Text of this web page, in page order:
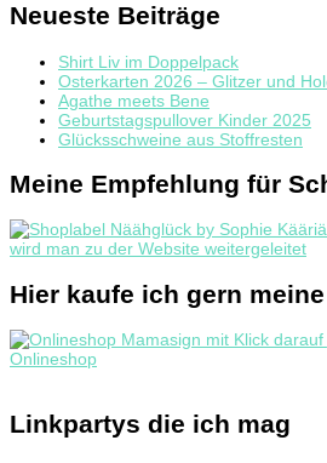
Neueste Beiträge
Shirt Liv im Doppelpack
Osterkarten 2026 – Glitzer und
Agathe meets Bene
Geburtstagspullover Kinder 2025
Glücksschweine aus Stoffresten
Meine Empfehlung für
Hier kaufe ich gern
Linkpartys die ich mag